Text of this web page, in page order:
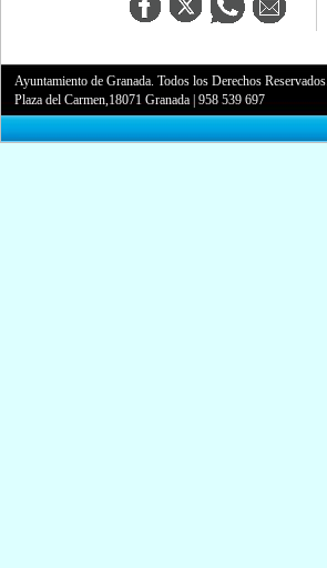
Ayuntamiento de Granada. Todos los Derechos Reservados.
Plaza del Carmen,18071 Granada |958 539 697